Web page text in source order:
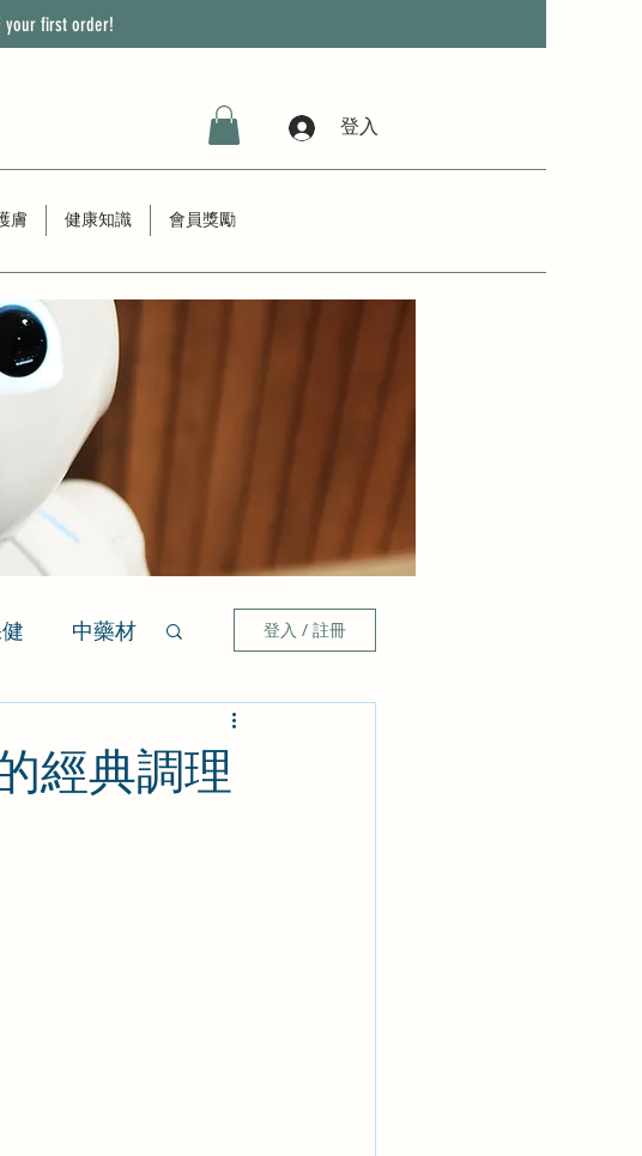
your first order!
登入
膚 健康知識 會員獎勵
中藥材 登入 / 註冊
經典調理